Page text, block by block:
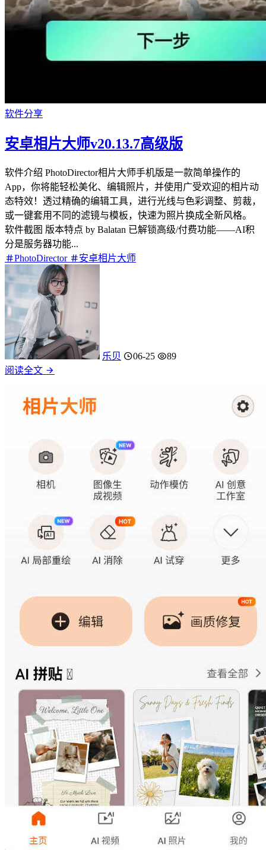
软件分享
安卓相片大师v20.13.7高级版
软件介绍 PhotoDirector相片大师手机版是一款简单操作的
App，你将能轻松美化、编辑照片，并使用广受欢迎的相片动
态特效！透过精确的编辑工具，进行光线与色彩调整、剪裁，
或一键套用不同的滤镜与模板，快速为照片换成全新风格。
软件截图 版本特点 by Balatan 已解锁高级/付费功能——AI积
分是服务器功能...
PhotoDirector
安卓相片大师
乐贝 06-25
89
阅读全文